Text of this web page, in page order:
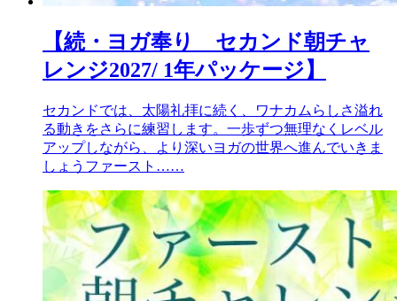
【続・ヨガ奉り セカンド朝チャ
レンジ2027/ 1年パッケージ】
セカンドでは、太陽礼拝に続く、ワナカムらしさ溢れ
る動きをさらに練習します。一歩ずつ無理なくレベル
アップしながら、より深いヨガの世界へ進んでいきま
しょうファースト……